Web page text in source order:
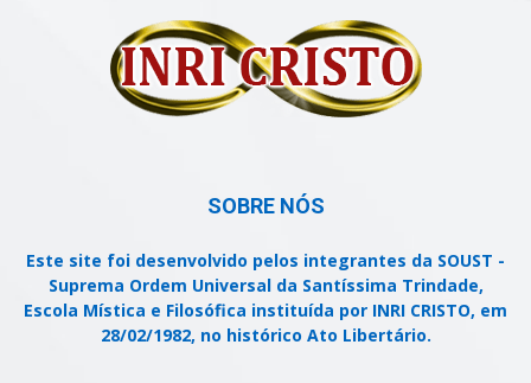
SOBRE NÓS
Este site foi desenvolvido pelos integrantes da SOUST -
Suprema Ordem Universal da Santíssima Trindade,
Escola Mística e Filosófica instituída por INRI CRISTO, em
28/02/1982, no histórico Ato Libertário.